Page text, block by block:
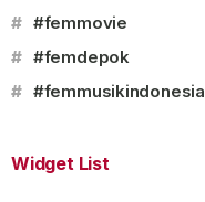
# #femmovie
# #femdepok
# #femmusikindonesia
Widget List